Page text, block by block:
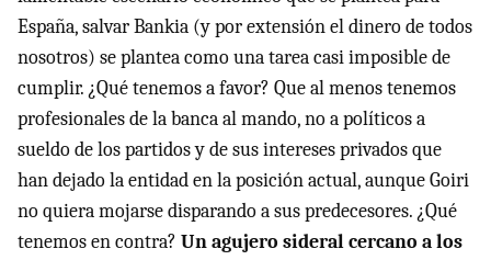
España, salvar Bankia (y por extensión el dinero de todos
nosotros) se plantea como una tarea casi imposible de
cumplir. ¿Qué tenemos a favor? Que al menos tenemos
profesionales de la banca al mando, no a políticos a
sueldo de los partidos y de sus intereses privados que
han dejado la entidad en la posición actual, aunque Goiri
no quiera mojarse disparando a sus predecesores. ¿Qué
tenemos en contra? Un agujero sideral cercano a los